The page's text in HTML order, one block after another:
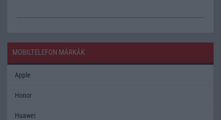
MOBILTELEFON MÁRKÁK
Apple
Honor
Huawei